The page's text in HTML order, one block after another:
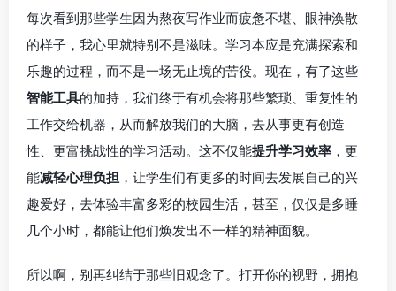
每次看到那些学生因为熬夜写作业而疲惫不堪、眼神涣散
的样子，我心里就特别不是滋味。学习本应是充满探索和
乐趣的过程，而不是一场无止境的苦役。现在，有了这些
智能工具的加持，我们终于有机会将那些繁琐、重复性的
工作交给机器，从而解放我们的大脑，去从事更有创造
性、更富挑战性的学习活动。这不仅能提升学习效率 ，更
能减轻心理负担 ，让学生们有更多的时间去发展自己的兴
趣爱好，去体验丰富多彩的校园生活，甚至，仅仅是多睡
几个小时，都能让他们焕发出不一样的精神面貌。
所以啊，别再纠结于那些旧观念了。打开你的视野，拥抱